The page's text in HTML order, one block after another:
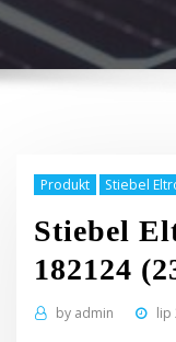
Produkt Stiebel
Stiebel
182124
by admin lip